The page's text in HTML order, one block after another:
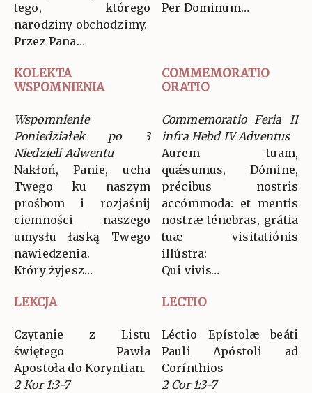
tego, którego
narodziny obchodzimy.
Przez Pana…
Per Dominum…
KOLEKTA
WSPOMNIENIA
COMMEMORATIO
ORATIO
Wspomnienie
Poniedziałek po 3
Niedzieli Adwentu
Nakłoń, Panie, ucha
Twego ku naszym
prośbom i rozjaśnij
ciemności naszego
umysłu łaską Twego
nawiedzenia.
Który żyjesz…
Commemoratio Feria II
infra Hebd IV Adventus
Aurem tuam,
quǽsumus, Dómine,
précibus nostris
accómmoda: et mentis
nostræ ténebras, grátia
tuæ visitatiónis
illústra:
Qui vivis…
LEKCJA LECTIO
Czytanie z Listu
świętego Pawła
Apostoła do Koryntian.
2 Kor 1:3-7
Léctio Epístolæ beáti
Pauli Apóstoli ad
Corínthios
2 Cor 1:3-7